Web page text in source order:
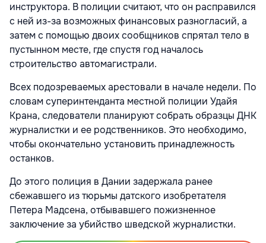
инструктора. В полиции считают, что он расправился
с ней из-за возможных финансовых разногласий, а
затем с помощью двоих сообщников спрятал тело в
пустынном месте, где спустя год началось
строительство автомагистрали.
Всех подозреваемых арестовали в начале недели. По
словам суперинтенданта местной полиции Удайя
Крана, следователи планируют собрать образцы ДНК
журналистки и ее родственников. Это необходимо,
чтобы окончательно установить принадлежность
останков.
До этого полиция в Дании задержала ранее
сбежавшего из тюрьмы датского изобретателя
Петера Мадсена, отбывавшего пожизненное
заключение за убийство шведской журналистки.